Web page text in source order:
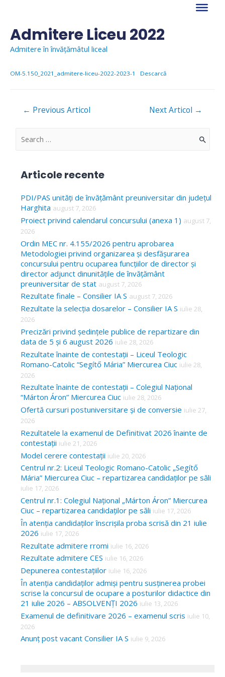
contentAdmitere Liceu 2022
Admitere în învățămâtul liceal
OM-5.150_2021_admitere-liceu-2022-2023-1 Descarcă
Navigare
← Previous Articol Next Articol →
S
c
h
f
o
r
Articole recente
PDI/PAS unități de învățământ preuniversitar din județul
Harghita august 7, 2026
Proiect privind calendarul concursului (anexa 1) august 7,
2026
Ordin MEC nr. 4.155/2026 pentru aprobarea
Metodologiei privind organizarea și desfășurarea
concursului pentru ocuparea funcțiilor de director și
director adjunct dinunitățile de învățământ
preuniversitar de stat august 7, 2026
Rezultate finale – Consilier IA S august 7, 2026
Rezultate la selecția dosarelor – Consilier IA S iulie 28,
2026
Precizări privind ședințele publice de repartizare din
data de 5 și 6 august 2026 iulie 28, 2026
Rezultate înainte de contestații – Liceul Teologic
Romano-Catolic “Segítő Mária” Miercurea Ciuc iulie 28,
2026
Rezultate înainte de contestații – Colegiul Național
“Márton Áron” Miercurea Ciuc iulie 28, 2026
Ofertă cursuri postuniversitare și de conversie iulie 27,
2026
Rezultatele la examenul de Definitivat 2026 înainte de
contestații iulie 21, 2026
Model cerere contestații iulie 20, 2026
Centrul nr.2: Liceul Teologic Romano-Catolic „Segítő
Mária” Miercurea Ciuc – repartizarea candidaților pe săli
iulie 17, 2026
Centrul nr.1: Colegiul Național „Márton Áron” Miercurea
Ciuc – repartizarea candidaților pe săli iulie 17, 2026
În atenția candidaților înscrișila proba scrisă din 21 iulie
2026 iulie 17, 2026
Rezultate admitere rromi iulie 16, 2026
Rezultate admitere CES iulie 16, 2026
Depunerea contestațiilor iulie 16, 2026
În atenția candidaților admiși pentru susținerea probei
scrise la concursul de ocupare a posturilor didactice din
21 iulie 2026 – ABSOLVENȚI 2026 iulie 13, 2026
Examenul de definitivare 2026 – examenul scris iulie 10,
2026
Anunț post vacant Consilier IA S iulie 9, 2026